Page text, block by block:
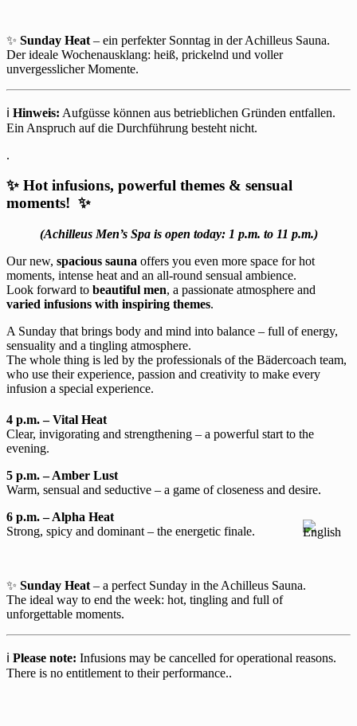
✨ Sunday Heat – ein perfekter Sonntag in der Achilleus Sauna.
Der ideale Wochenausklang: heiß, prickelnd und voller
unvergesslicher Momente.
ℹ️ Hinweis: Aufgüsse können aus betrieblichen Gründen entfallen.
Ein Anspruch auf die Durchführung besteht nicht.
.
✨ Hot infusions, powerful themes & sensual
moments! ✨
(Achilleus Men’s Spa is open today: 1 p.m. to 11 p.m.)
Our new, spacious sauna offers you even more space for hot
moments, intense heat and an all-round sensual ambience.
Look forward to beautiful men, a passionate atmosphere and
varied infusions with inspiring themes.
A Sunday that brings body and mind into balance – full of energy,
sensuality and a tingling atmosphere.
The whole thing is led by the professionals of the Bädercoach team,
who use their experience, passion and creativity to make every
infusion a special experience.
4 p.m. – Vital Heat
Clear, invigorating and strengthening – a powerful start to the
evening.
5 p.m. – Amber Lust
Warm, sensual and seductive – a game of closeness and desire.
6 p.m. – Alpha Heat
Strong, spicy and dominant – the energetic finale.
✨ Sunday Heat – a perfect Sunday in the Achilleus Sauna.
The ideal way to end the week: hot, tingling and full of
unforgettable moments.
ℹ️ Please note: Infusions may be cancelled for operational reasons.
There is no entitlement to their performance..